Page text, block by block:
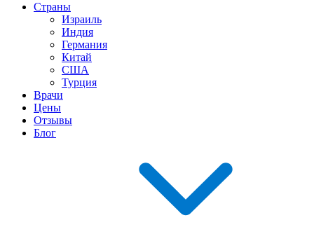
Страны
Израиль
Индия
Германия
Китай
США
Турция
Врачи
Цены
Отзывы
Блог